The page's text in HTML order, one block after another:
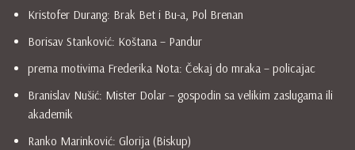
Kristofer Durang: Brak Bet i Bu-a, Pol Brenan
Borisav Stanković: Koštana – Pandur
prema motivima Frederika Nota: Čekaj do mraka – policajac
Branislav Nušić: Mister Dolar – gospodin sa velikim zaslugama ili
akademik
Ranko Marinković: Glorija (Biskup)